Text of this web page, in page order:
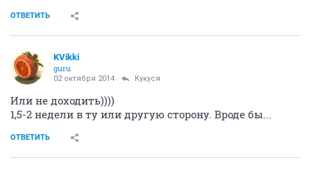
ОТВЕТИТЬ
KVikki
guru
02 октября 2014 Кукуся
Или не доходить))))
1,5-2 недели в ту или другую сторону. Вроде бы...
ОТВЕТИТЬ